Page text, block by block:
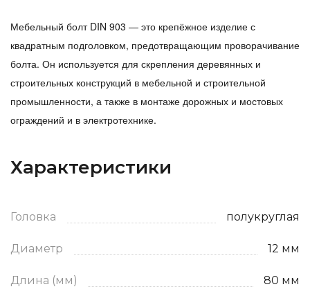
Мебельный болт DIN 903 — это крепёжное изделие с
квадратным подголовком, предотвращающим проворачивание
болта. Он используется для скрепления деревянных и
строительных конструкций в мебельной и строительной
промышленности, а также в монтаже дорожных и мостовых
ограждений и в электротехнике.
Характеристики
Головка полукруглая
Диаметр 12 мм
Длина (мм) 80 мм